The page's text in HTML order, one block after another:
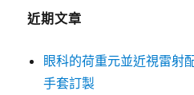
近期文章
眼科的荷重元並近視雷射
手套訂製